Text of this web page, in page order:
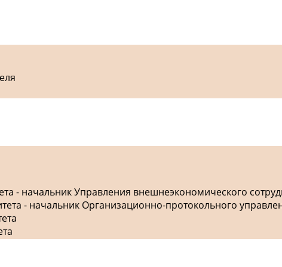
- начальник Управления внешнеэкономического
- начальник Организационно-протокольного